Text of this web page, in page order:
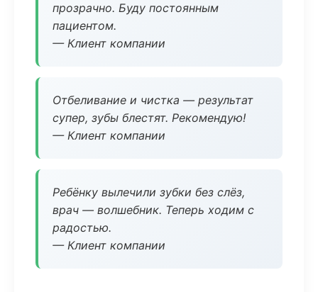
прозрачно. Буду постоянным
пациентом.
— Клиент компании
Отбеливание и чистка — результат
супер, зубы блестят. Рекомендую!
— Клиент компании
Ребёнку вылечили зубки без слёз,
врач — волшебник. Теперь ходим с
радостью.
— Клиент компании